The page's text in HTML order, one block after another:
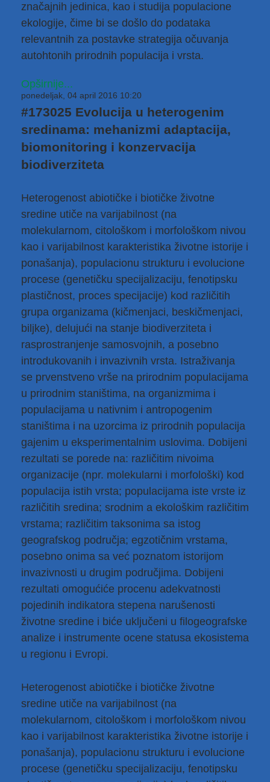
značajnih jedinica, kao i studija populacione
ekologije, čime bi se došlo do podataka
relevantnih za postavke strategija očuvanja
autohtonih prirodnih populacija i vrsta.
Opširnije...
ponedeljak, 04 april 2016 10:20
#173025 Evolucija u heterogenim
sredinama: mehanizmi adaptacija,
biomonitoring i konzervacija
biodiverziteta
Heterogenost abiotičke i biotičke životne
sredine utiče na varijabilnost (na
molekularnom, citološkom i morfološkom nivou
kao i varijabilnost karakteristika životne istorije i
ponašanja), populacionu strukturu i evolucione
procese (genetičku specijalizaciju, fenotipsku
plastičnost, proces specijacije) kod različitih
grupa organizama (kičmenjaci, beskičmenjaci,
biljke), delujući na stanje biodiverziteta i
rasprostranjenje samosvojnih, a posebno
introdukovanih i invazivnih vrsta. Istraživanja
se prvenstveno vrše na prirodnim populacijama
u prirodnim staništima, na organizmima i
populacijama u nativnim i antropogenim
staništima i na uzorcima iz prirodnih populacija
gajenim u eksperimentalnim uslovima. Dobijeni
rezultati se porede na: različitim nivoima
organizacije (npr. molekularni i morfološki) kod
populacija istih vrsta; populacijama iste vrste iz
različitih sredina; srodnim a ekološkim različitim
vrstama; različitim taksonima sa istog
geografskog područja; egzotičnim vrstama,
posebno onima sa već poznatom istorijom
invazivnosti u drugim područjima. Dobijeni
rezultati omogućiće procenu adekvatnosti
pojedinih indikatora stepena narušenosti
životne sredine i biće uključeni u filogeografske
analize i instrumente ocene statusa ekosistema
u regionu i Evropi.
Heterogenost abiotičke i biotičke životne
sredine utiče na varijabilnost (na
molekularnom, citološkom i morfološkom nivou
kao i varijabilnost karakteristika životne istorije i
ponašanja), populacionu strukturu i evolucione
procese (genetičku specijalizaciju, fenotipsku